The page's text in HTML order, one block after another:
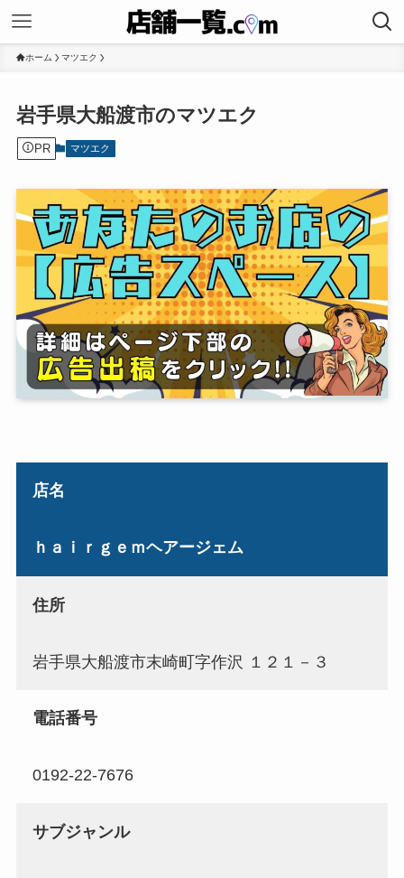
ホーム マツエク
岩手県大船渡市のマツエク
PR マツエク
店名
ｈａｉｒｇｅｍヘアージェム
住所
岩手県大船渡市末崎町字作沢 １２１－３
電話番号
0192-22-7676
サブジャンル